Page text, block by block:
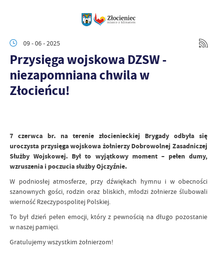
09 - 06 - 2025
Przysięga wojskowa DZSW -
niezapomniana chwila w
Złocieńcu!
7 czerwca br. na terenie złocienieckiej Brygady odbyła się
uroczysta przysięga wojskowa żołnierzy Dobrowolnej Zasadniczej
Służby Wojskowej. Był to wyjątkowy moment – pełen dumy,
wzruszenia i poczucia służby Ojczyźnie.
W podniosłej atmosferze, przy dźwiękach hymnu i w obecności
szanownych gości, rodzin oraz bliskich, młodzi żołnierze ślubowali
wierność Rzeczypospolitej Polskiej.
To był dzień pełen emocji, który z pewnością na długo pozostanie
w naszej pamięci.
Gratulujemy wszystkim żołnierzom!